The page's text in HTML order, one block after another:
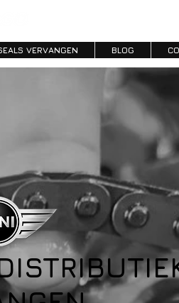
VERVANGEN BLOG